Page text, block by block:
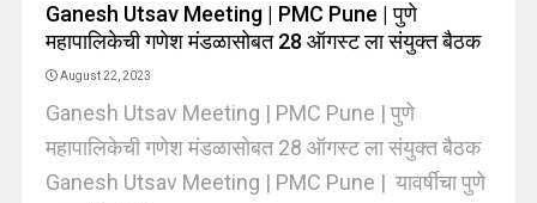
Ganesh Utsav Meeting | PMC Pune | पुणे
महापालिकेची गणेश मंडळासोबत 28 ऑगस्ट ला संयुक्त बैठक
August 22, 2023
Ganesh Utsav Meeting | PMC Pune | पुणे
महापालिकेची गणेश मंडळासोबत 28 ऑगस्ट ला संयुक्त बैठक
Ganesh Utsav Meeting | PMC Pune | यावर्षीचा पुणे